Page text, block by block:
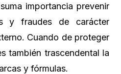
importancia prevenir
y fraudes de carácter
Cuando de proteger
también trascendental la
y fórmulas.